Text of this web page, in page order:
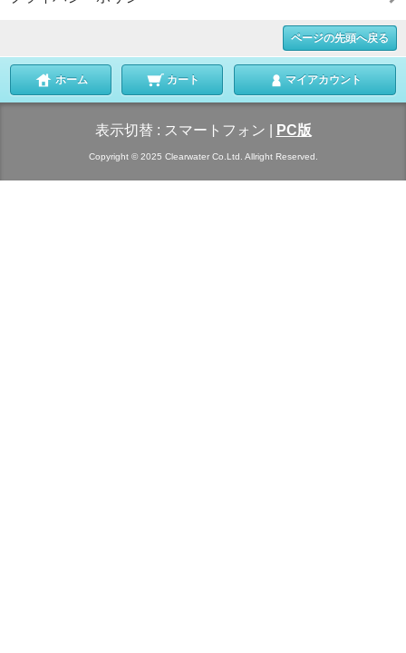
ページの先頭へ戻る
ホーム カート マイアカウント
表示切替 : スマートフォン PC版
Copyright © 2025 Clearwater Co.Ltd. Allright Reserved.